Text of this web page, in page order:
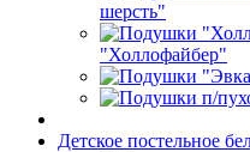
шерсть"
"Холлофайбер"
Детское постельное